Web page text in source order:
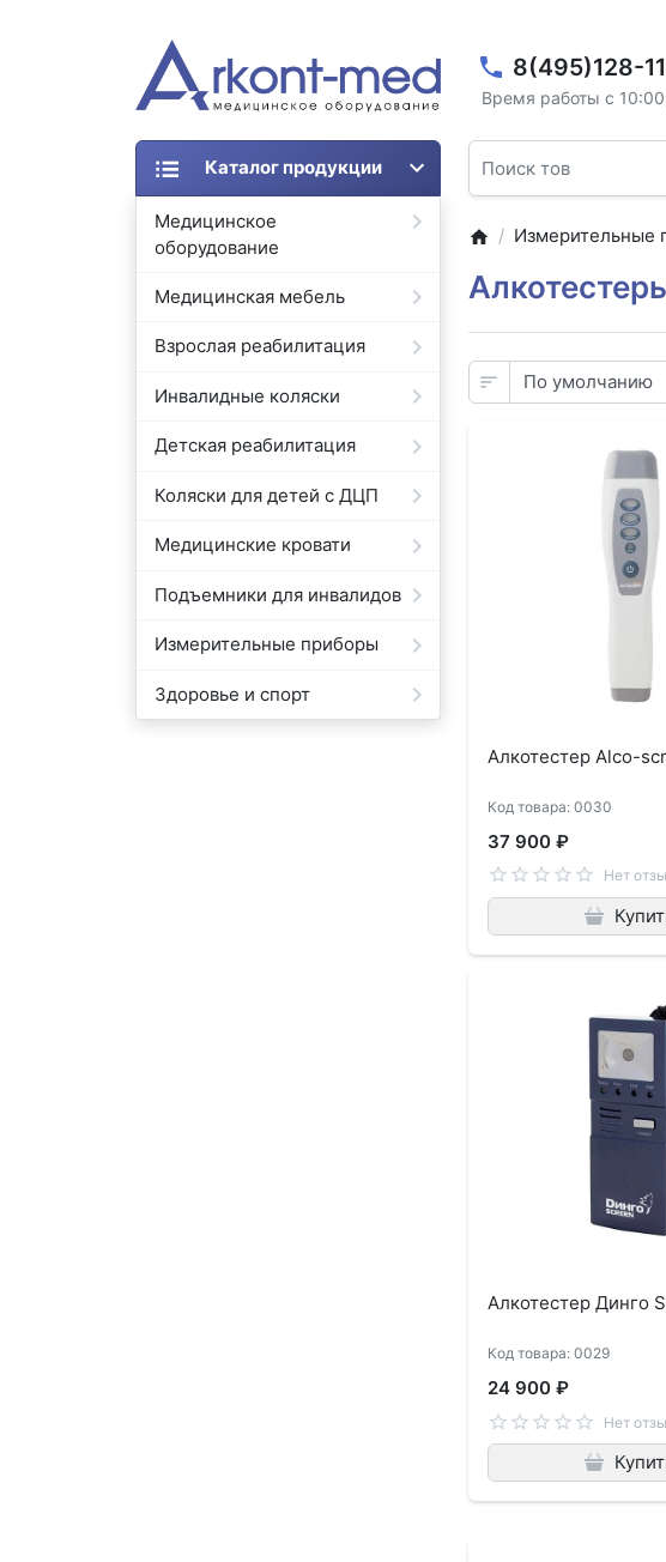
8(495)128-
Время работы с
Каталог продукции
Медицинское
оборудование
Медицинская мебель
Взрослая реабилитация
Инвалидные коляски
Детская реабилитация
Коляски для детей с ДЦП
Медицинские кровати
Подъемники для инвалидов
Измерительные приборы
Здоровье и спорт
Измерительные
Алкотестер Alco-
Код товара: 0030
37 900 ₽
Нет
Алкотестер Динго
Код товара: 0029
24 900 ₽
Нет